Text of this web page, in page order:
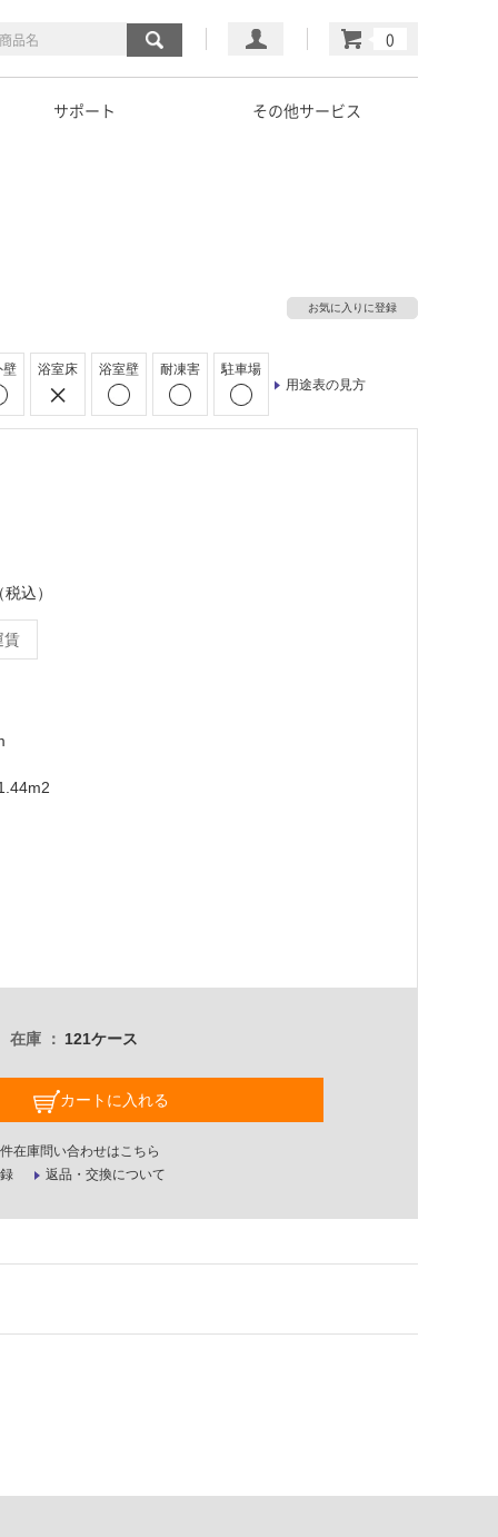
マイページ
カート
サポート その他サービス
お気に入りに登録
壁 浴室床 浴室壁 耐凍害
駐車場
用途表の見方
込）
賃
在庫 121ケース
カートに入れる
在庫問い合わせはこちら
返品・交換について